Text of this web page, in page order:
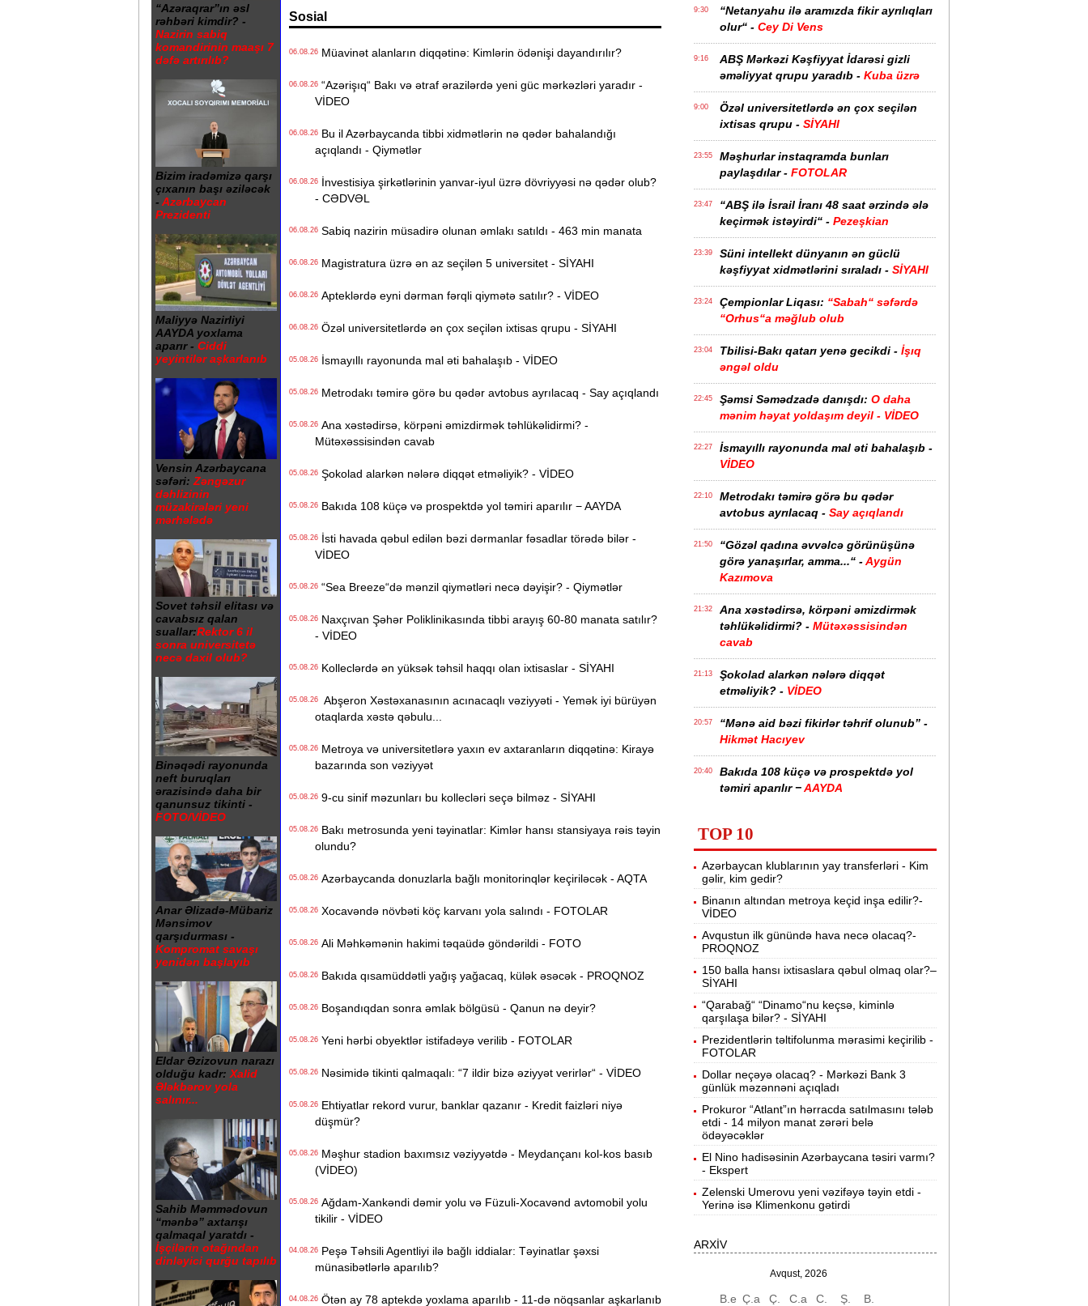
“Azəraqrar”ın əsl
rəhbəri kimdir? -
Nazirin sabiq
komandirinin maaşı 7
dəfə artırılıb?
Bizim iradəmizə qarşı
çıxanın başı əziləcək
- Azərbaycan
Prezidenti
Maliyyə Nazirliyi
AAYDA yoxlama
aparır - Ciddi
yeyintilər aşkarlanıb
Vensin Azərbaycana
səfəri: Zəngəzur
dəhlizinin
müzakirələri yeni
mərhələdə
Sovet təhsil elitası və
cavabsız qalan
suallar:Rektor 6 il
sonra universitetə
necə daxil olub?
Binəqədi rayonunda
neft buruqları
ərazisində daha bir
qanunsuz tikinti -
FOTO/VİDEO
Anar Əlizadə-Mübariz
Mənsimov
qarşıdurması -
Kompromat savaşı
yenidən başlayıb
Eldar Əzizovun narazı
olduğu kadr: Xalid
Ələkbərov yola
salınır...
Sahib Məmmədovun
“mənbə” axtarışı
qalmaqal yaratdı -
İşçilərin otağından
dinləyici qurğu tapılıb
Sosial
06.08.26Müavinət alanların diqqətinə: Kimlərin ödənişi dayandırılır?
06.08.26“Azərişıq“ Bakı və ətraf ərazilərdə yeni güc mərkəzləri yaradır -
VİDEO
06.08.26Bu il Azərbaycanda tibbi xidmətlərin nə qədər bahalandığı
açıqlandı - Qiymətlər
06.08.26İnvestisiya şirkətlərinin yanvar-iyul üzrə dövriyyəsi nə qədər olub?
- CƏDVƏL
06.08.26Sabiq nazirin müsadirə olunan əmlakı satıldı - 463 min manata
06.08.26Magistratura üzrə ən az seçilən 5 universitet - SİYAHI
06.08.26Apteklərdə eyni dərman fərqli qiymətə satılır? - VİDEO
06.08.26Özəl universitetlərdə ən çox seçilən ixtisas qrupu - SİYAHI
05.08.26İsmayıllı rayonunda mal əti bahalaşıb - VİDEO
05.08.26Metrodakı təmirə görə bu qədər avtobus ayrılacaq - Say açıqlandı
05.08.26Ana xəstədirsə, körpəni əmizdirmək təhlükəlidirmi? -
Mütəxəssisindən cavab
05.08.26Şokolad alarkən nələrə diqqət etməliyik? - VİDEO
05.08.26Bakıda 108 küçə və prospektdə yol təmiri aparılır − AAYDA
05.08.26İsti havada qəbul edilən bəzi dərmanlar fəsadlar törədə bilər -
VİDEO
05.08.26“Sea Breeze“də mənzil qiymətləri necə dəyişir? - Qiymətlər
05.08.26Naxçıvan Şəhər Poliklinikasında tibbi arayış 60-80 manata satılır?
- VİDEO
05.08.26Kolleclərdə ən yüksək təhsil haqqı olan ixtisaslar - SİYAHI
05.08.26Abşeron Xəstəxanasının acınacaqlı vəziyyəti - Yemək iyi bürüyən
otaqlarda xəstə qəbulu...
05.08.26Metroya və universitetlərə yaxın ev axtaranların diqqətinə: Kirayə
bazarında son vəziyyət
05.08.269-cu sinif məzunları bu kollecləri seçə bilməz - SİYAHI
05.08.26Bakı metrosunda yeni təyinatlar: Kimlər hansı stansiyaya rəis təyin
olundu?
05.08.26Azərbaycanda donuzlarla bağlı monitorinqlər keçiriləcək - AQTA
05.08.26Xocavəndə növbəti köç karvanı yola salındı - FOTOLAR
05.08.26Ali Məhkəmənin hakimi təqaüdə göndərildi - FOTO
05.08.26Bakıda qısamüddətli yağış yağacaq, külək əsəcək - PROQNOZ
05.08.26Boşandıqdan sonra əmlak bölgüsü - Qanun nə deyir?
05.08.26Yeni hərbi obyektlər istifadəyə verilib - FOTOLAR
05.08.26Nəsimidə tikinti qalmaqalı: “7 ildir bizə əziyyət verirlər“ - VİDEO
05.08.26Ehtiyatlar rekord vurur, banklar qazanır - Kredit faizləri niyə
düşmür?
05.08.26Məşhur stadion baxımsız vəziyyətdə - Meydançanı kol-kos basıb
(VİDEO)
05.08.26Ağdam-Xankəndi dəmir yolu və Füzuli-Xocavənd avtomobil yolu
tikilir - VİDEO
04.08.26Peşə Təhsili Agentliyi ilə bağlı iddialar: Təyinatlar şəxsi
münasibətlərlə aparılıb?
04.08.26Ötən ay 78 aptekdə yoxlama aparılıb - 11-də nöqsanlar aşkarlanıb
9:30
“Netanyahu ilə aramızda fikir ayrılıqları
olur“ - Cey Di Vens
9:16
ABŞ Mərkəzi Kəşfiyyat İdarəsi gizli
əməliyyat qrupu yaradıb - Kuba üzrə
9:00
Özəl universitetlərdə ən çox seçilən
ixtisas qrupu - SİYAHI
23:55
Məşhurlar instaqramda bunları
paylaşdılar - FOTOLAR
23:47
“ABŞ ilə İsrail İranı 48 saat ərzində ələ
keçirmək istəyirdi“ - Pezeşkian
23:39
Süni intellekt dünyanın ən güclü
kəşfiyyat xidmətlərini sıraladı - SİYAHI
23:24 Çempionlar Liqası: “Sabah“ səfərdə
“Orhus“a məğlub olub
23:04 Tbilisi-Bakı qatarı yenə gecikdi - İşıq
əngəl oldu
22:45 Şəmsi Səmədzadə danışdı: O daha
mənim həyat yoldaşım deyil - VİDEO
22:27
İsmayıllı rayonunda mal əti bahalaşıb -
VİDEO
22:10
Metrodakı təmirə görə bu qədər
avtobus ayrılacaq - Say açıqlandı
21:50
“Gözəl qadına əvvəlcə görünüşünə
görə yanaşırlar, amma...“ -Aygün
Kazımova
21:32
Ana xəstədirsə, körpəni əmizdirmək
təhlükəlidirmi? - Mütəxəssisindən
cavab
21:13
Şokolad alarkən nələrə diqqət
etməliyik? - VİDEO
20:57
“Mənə aid bəzi fikirlər təhrif olunub” -
Hikmət Hacıyev
20:40
Bakıda 108 küçə və prospektdə yol
təmiri aparılır −AAYDA
fəsadlar törədə bilər -
20:06
Müharibədə 3 400-dən çox iranlı və 18
ABŞ hərbçisi həlak olub -
19:48 BMT-dən dəhşətli xəbərdarlıq -
milyon insan ac qala bilər
19:31
“Wildberries” anbar tutumunun üçdə
birini itirib -
19:16
“Sea Breeze“də mənzil qiymətləri necə
dəyişir? -Qiymətlər
19:00 Bakıda ticarət mərkəzində FACİƏ:liftin
şaxtasına düşüb öldü
18:41 Pentaqondan kritik addım:Rusiya və
Çinə qarşı yeni plan
18:22
Naxçıvan Şəhər Poliklinikasında tibbi
arayış 60-80 manata satılır? -
18:05
Kolleclərdə ən yüksək təhsil haqqı
"Yəhudi David Seliverstov" Kazım
Abbasov çıxdı! -Bir dələduzla bağlı
TOP 10
Azərbaycan klublarının yay transferləri - Kim
gəlir, kim gedir?
Binanın altından metroya keçid inşa edilir?-
VİDEO
Avqustun ilk günündə hava necə olacaq?-
PROQNOZ
150 balla hansı ixtisaslara qəbul olmaq olar?–
SİYAHI
“Qarabağ“ “Dinamo“nu keçsə, kiminlə
qarşılaşa bilər? - SİYAHI
Prezidentlərin təltifolunma mərasimi keçirilib -
FOTOLAR
Dollar neçəyə olacaq? - Mərkəzi Bank 3
günlük məzənnəni açıqladı
Prokuror “Atlant”ın hərracda satılmasını tələb
etdi - 14 milyon manat zərəri belə
ödəyəcəklər
El Nino hadisəsinin Azərbaycana təsiri varmı?
- Ekspert
Zelenski Umerovu yeni vəzifəyə təyin etdi -
Yerinə isə Klimenkonu gətirdi
ARXİV
Avqust, 2026
B.e Ç.a Ç. C.a C. Ş. B.